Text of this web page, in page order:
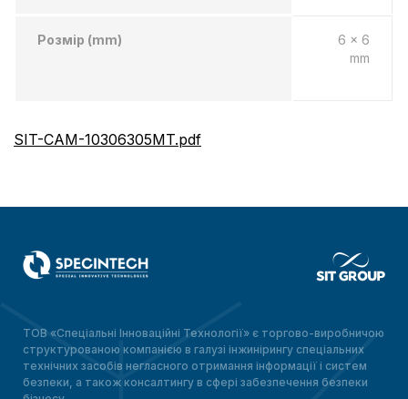
Розмір (mm)
6 x 6
mm
SIT-CAM-10306305MT.pdf
ТОВ «Спеціальні Інноваційні Технології» є торгово-виробничою
структурованою компанією в галузі інжинірингу спеціальних
технічних засобів негласного отримання інформації і систем
безпеки, а також консалтингу в сфері забезпечення безпеки